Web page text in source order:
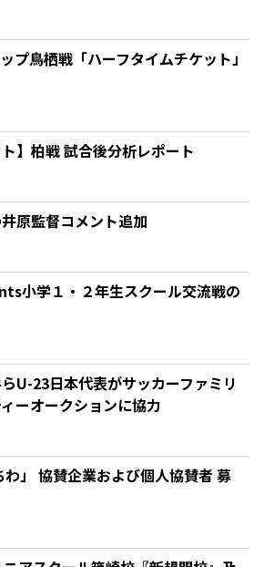
プ鳥栖戦「ハーフタイムチケット」
】柏戦 試合後分析レポート
原監督コメント追加
小学１・２年生スクール交流戦の
U-23日本代表がサッカーファミリ
ーオークションに協力
わ」 協賛企業および個人協賛者 募